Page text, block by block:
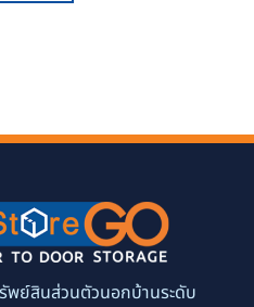
พย์สินส่วนตัวนอกบ้านระดับ